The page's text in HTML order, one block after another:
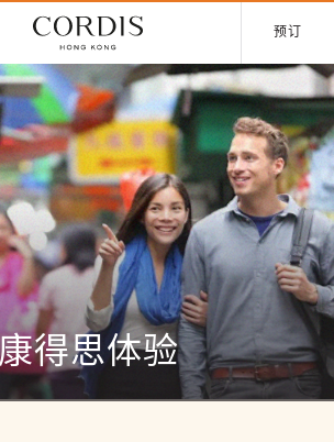
预订
得思体验